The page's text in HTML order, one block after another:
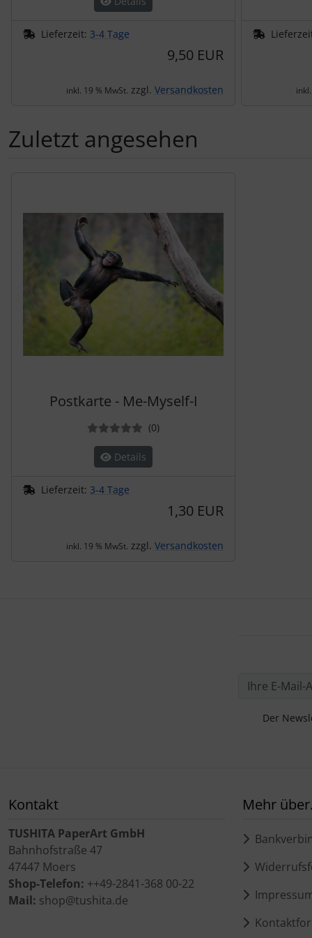
Lieferzeit: 3-4 Tage
9,50 EUR
inkl. 19 % MwSt. zzgl. Versandkosten
Zuletzt angesehen
Postkarte - Me-Myself-I
(0Bewertungen
)
Details
Lieferzeit: 3-4 Tage
1,30 EUR
inkl. 19 % MwSt. zzgl. Versandkosten
Der
Kontakt
TUSHITA PaperArt GmbH
Bahnhofstraße 47
47447 Moers
Shop-Telefon: ++49-2841-368 00-22
Mail: shop@tushita.de
Mehr